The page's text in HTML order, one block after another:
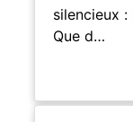
silencieux
Que d…